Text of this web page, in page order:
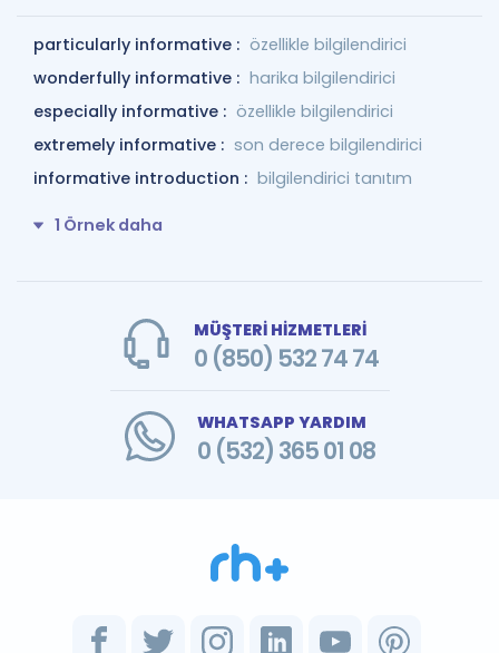
particularly informative : özellikle bilgilendirici
wonderfully informative : harika bilgilendirici
especially informative : özellikle bilgilendirici
extremely informative : son derece bilgilendirici
informative introduction : bilgilendirici tanıtım
1 Örnek daha
MÜŞTERİ HİZMETLERİ
0 (850) 532 74 74
WHATSAPP YARDIM
0 (532) 365 01 08